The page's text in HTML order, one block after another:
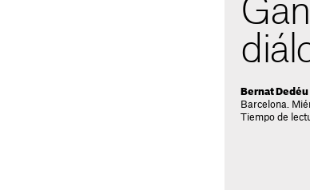
Bernat Dedéu
Barcelona.
Tiempo de